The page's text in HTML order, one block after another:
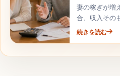
妻の稼ぎが増
合、収入その
の揺れが関係
続きを読む